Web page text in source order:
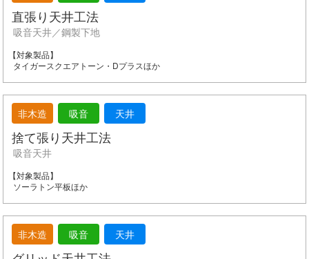
直張り天井工法
吸音天井／鋼製下地
タイガースクエアトーン・Dプラスほか
捨て張り天井工法
非木造 吸音 天井
吸音天井
ソーラトン平板ほか
非木造 吸音 天井